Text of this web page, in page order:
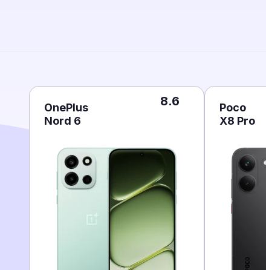
OnePlus
Nord 6
8.6
Poco
X8 Pro